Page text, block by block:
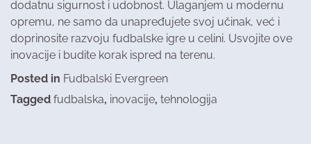
dodatnu sigurnost i udobnost. Ulaganjem u modernu
opremu, ne samo da unapređujete svoj učinak, već i
doprinosite razvoju fudbalske igre u celini. Usvojite ove
inovacije i budite korak ispred na terenu.
Posted in Fudbalski Evergreen
Tagged fudbalska, inovacije, tehnologija